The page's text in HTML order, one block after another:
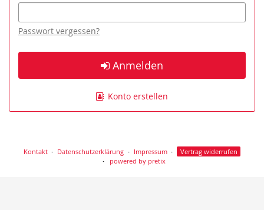
Passwort vergessen?
Anmelden
Konto erstellen
Kontakt Datenschutzerklärung Impressum
Vertrag widerrufen
powered by pretix